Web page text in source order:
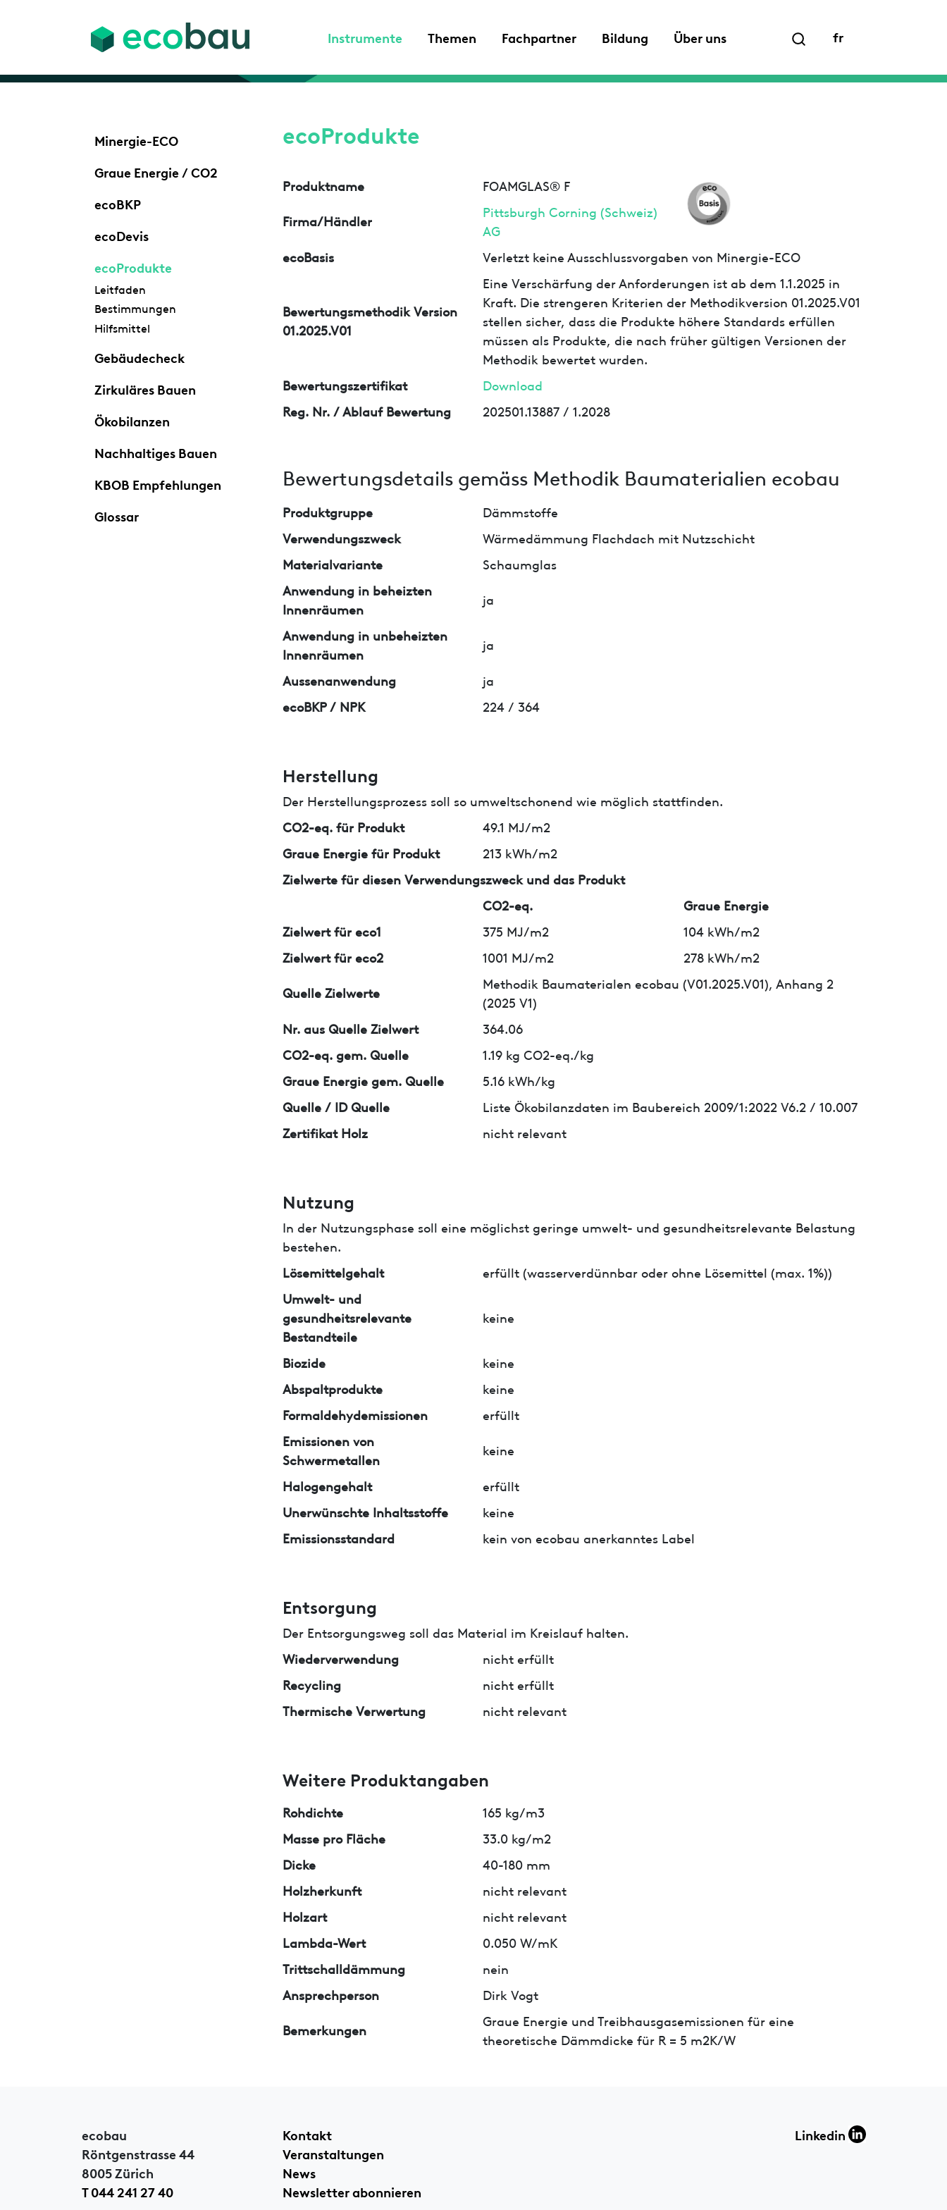
Instrumente Themen Fachpartner Bildung Über uns fr
Minergie-ECO
Graue Energie / CO2
ecoBKP
ecoDevis
ecoProdukte
Leitfaden
Bestimmungen
Hilfsmittel
Gebäudecheck
Zirkuläres Bauen
Ökobilanzen
Nachhaltiges Bauen
KBOB Empfehlungen
Glossar
ecoProdukte
Produktname FOAMGLAS® F
Firma/Händler
Pittsburgh Corning (Schweiz)
AG
ecoBasis
Verletzt keine Ausschlussvorgaben von Minergie-ECO
Bewertungsmethodik Version
01.2025.V01
Eine Verschärfung der Anforderungen ist ab dem 1.1.2025 in
Kraft. Die strengeren Kriterien der Methodikversion 01.2025.V01
stellen sicher, dass die Produkte höhere Standards erfüllen
müssen als Produkte, die nach früher gültigen Versionen der
Methodik bewertet wurden.
Bewertungszertifikat
Download
Reg. Nr. / Ablauf Bewertung
202501.13887 / 1.2028
Bewertungsdetails gemäss Methodik Baumaterialien ecobau
Produktgruppe
Dämmstoffe
Verwendungszweck
Wärmedämmung Flachdach mit Nutzschicht
Materialvariante
Schaumglas
Anwendung in beheizten
Innenräumen
ja
Anwendung in unbeheizten
Innenräumen
ja
Aussenanwendung
ja
ecoBKP / NPK
224 / 364
Herstellung
Der Herstellungsprozess soll so umweltschonend wie möglich stattfinden.
CO2-eq. für Produkt
49.1 MJ/m2
Graue Energie für Produkt
213 kWh/m2
Zielwerte für diesen Verwendungszweck und das Produkt
CO2-eq.
Graue Energie
Zielwert für eco1
375 MJ/m2
104 kWh/m2
Zielwert für eco2
1001 MJ/m2 278 kWh/m2
Quelle Zielwerte
Methodik Baumaterialen ecobau (V01.2025.V01), Anhang 2
(2025 V1)
Nr. aus Quelle Zielwert
364.06
CO2-eq. gem. Quelle
1.19 kg CO2-eq./kg
Graue Energie gem. Quelle
5.16 kWh/kg
Quelle / ID Quelle
Liste Ökobilanzdaten im Baubereich 2009/1:2022 V6.2 / 10.007
Zertifikat Holz
nicht relevant
Nutzung
In der Nutzungsphase soll eine möglichst geringe umwelt- und gesundheitsrelevante Belastung
bestehen.
Lösemittelgehalt
erfüllt (wasserverdünnbar oder ohne Lösemittel (max. 1%))
Umwelt- und
gesundheitsrelevante
Bestandteile
keine
Biozide
keine
Abspaltprodukte
keine
Formaldehydemissionen
erfüllt
Emissionen von
Schwermetallen
keine
Halogengehalt
erfüllt
Unerwünschte Inhaltsstoffe
keine
Emissionsstandard
kein von ecobau anerkanntes Label
Entsorgung
Der Entsorgungsweg soll das Material im Kreislauf halten.
Wiederverwendung
nicht erfüllt
Recycling
nicht erfüllt
Thermische Verwertung
nicht relevant
Weitere Produktangaben
Rohdichte
165 kg/m3
Masse pro Fläche
33.0 kg/m2
Dicke
40-180 mm
Holzherkunft
nicht relevant
Holzart
nicht relevant
Lambda-Wert
0.050 W/mK
Trittschalldämmung
nein
Ansprechperson
Dirk Vogt
Bemerkungen
Graue Energie und Treibhausgasemissionen für eine
theoretische Dämmdicke für R = 5 m2K/W
ecobau
Röntgenstrasse 44
8005 Zürich
T 044 241 27 40
Kontakt
Veranstaltungen
News
Newsletter abonnieren
Linkedin